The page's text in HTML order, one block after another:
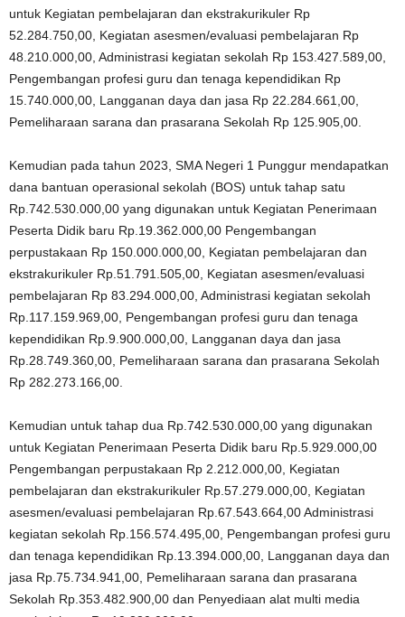
untuk Kegiatan pembelajaran dan ekstrakurikuler Rp
52.284.750,00, Kegiatan asesmen/evaluasi pembelajaran Rp
48.210.000,00, Administrasi kegiatan sekolah Rp 153.427.589,00,
Pengembangan profesi guru dan tenaga kependidikan Rp
15.740.000,00, Langganan daya dan jasa Rp 22.284.661,00,
Pemeliharaan sarana dan prasarana Sekolah Rp 125.905,00.
Kemudian pada tahun 2023, SMA Negeri 1 Punggur mendapatkan
dana bantuan operasional sekolah (BOS) untuk tahap satu
Rp.742.530.000,00 yang digunakan untuk Kegiatan Penerimaan
Peserta Didik baru Rp.19.362.000,00 Pengembangan
perpustakaan Rp 150.000.000,00, Kegiatan pembelajaran dan
ekstrakurikuler Rp.51.791.505,00, Kegiatan asesmen/evaluasi
pembelajaran Rp 83.294.000,00, Administrasi kegiatan sekolah
Rp.117.159.969,00, Pengembangan profesi guru dan tenaga
kependidikan Rp.9.900.000,00, Langganan daya dan jasa
Rp.28.749.360,00, Pemeliharaan sarana dan prasarana Sekolah
Rp 282.273.166,00.
Kemudian untuk tahap dua Rp.742.530.000,00 yang digunakan
untuk Kegiatan Penerimaan Peserta Didik baru Rp.5.929.000,00
Pengembangan perpustakaan Rp 2.212.000,00, Kegiatan
pembelajaran dan ekstrakurikuler Rp.57.279.000,00, Kegiatan
asesmen/evaluasi pembelajaran Rp.67.543.664,00 Administrasi
kegiatan sekolah Rp.156.574.495,00, Pengembangan profesi guru
dan tenaga kependidikan Rp.13.394.000,00, Langganan daya dan
jasa Rp.75.734.941,00, Pemeliharaan sarana dan prasarana
Sekolah Rp.353.482.900,00 dan Penyediaan alat multi media